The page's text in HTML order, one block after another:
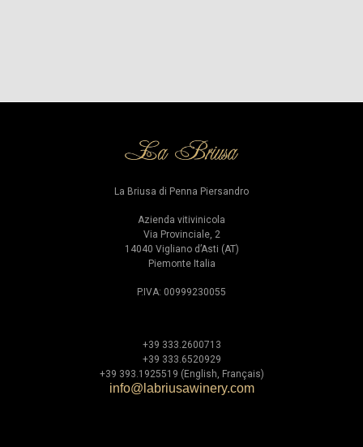
La Briusa di Penna Piersandro
Azienda vitivinicola
Via Provinciale, 2
14040 Vigliano d’Asti (AT)
Piemonte Italia
P.IVA: 00999230055
+39 333.2600713
+39 333.6520929
+39 393.1925519 (English, Français)
info@labriusawinery.com